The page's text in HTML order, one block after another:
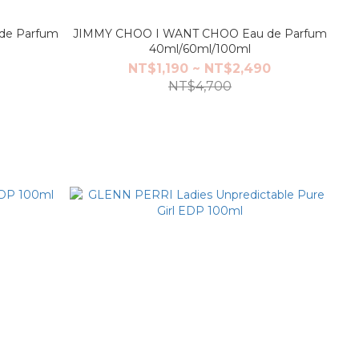
Parfum
JIMMY CHOO I WANT CHOO Eau de Parfum
40ml/60ml/100ml
NT$1,190 ~ NT$2,490
NT$4,700